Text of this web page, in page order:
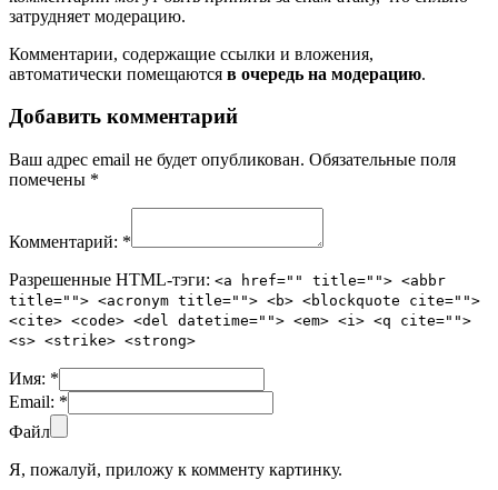
затрудняет модерацию.
Комментарии, содержащие ссылки и вложения,
автоматически помещаются в очередь на модерацию.
Добавить комментарий
Ваш адрес email не будет опубликован. Обязательные поля
помечены *
Комментарий: *
Разрешенные HTML-тэги: <a href="" title=""> <abbr
title=""> <acronym title=""> <b> <blockquote cite="">
<cite> <code> <del datetime=""> <em> <i> <q cite="">
<s> <strike> <strong>
Имя: *
Email: *
Файл
Я, пожалуй, приложу к комменту картинку.